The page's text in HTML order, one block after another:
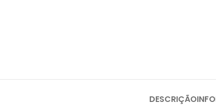
DESCRIÇÃO